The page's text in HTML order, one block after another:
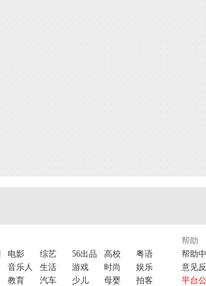
电影 综艺 56出品 高校
粤语
音乐人 生活 游戏 时尚
娱乐
教育 汽车 少儿 母婴 拍客
帮助
帮助
意见
平台